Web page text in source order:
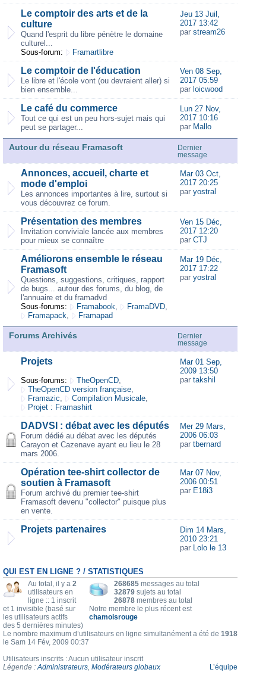
Le comptoir des arts et de la
culture
Quand l'esprit du libre pénètre le domaine
culturel...
Sous-forum:
Framartlibre
Jeu 13 Juil,
2017 13:42
par stream26
Le comptoir de l'éducation
Le libre et l'école vont (ou devraient aller) si
bien ensemble...
Ven 08 Sep,
2017 05:59
par loicwood
Le café du commerce
Tout ce qui est un peu hors-sujet mais qui
peut se partager...
Lun 27 Nov,
2017 10:16
par Mallo
Autour du réseau Framasoft
Dernier
message
Annonces, accueil, charte et
mode d'emploi
Les annonces importantes à lire, surtout si
vous découvrez ce forum.
Mar 03 Oct,
2017 20:25
par yostral
Présentation des membres
Invitation conviviale lancée aux membres
pour mieux se connaître
Ven 15 Déc,
2017 12:20
par CTJ
Améliorons ensemble le réseau
Framasoft
Questions, suggestions, critiques, rapport
de bugs... autour des forums, du blog, de
l'annuaire et du framadvd
Sous-forums:
Framabook, FramaDVD,
Framapack, Framapad
Mar 19 Déc,
2017 17:22
par yostral
Forums Archivés
Dernier
message
Projets
Sous-forums: TheOpenCD,
TheOpenCD version française,
Framazic, Compilation Musicale,
Projet : Framashirt
Mar 01 Sep,
2009 13:50
par takshil
DADVSI : débat avec les députés
Forum dédié au débat avec les députés
Carayon et Cazenave ayant eu lieu le 28
mars 2006.
Mer 29 Mars,
2006 06:03
par tbernard
Opération tee-shirt collector de
soutien à Framasoft
Forum archivé du premier tee-shirt
Framasoft devenu "collector" puisque plus
en vente.
Mar 07 Nov,
2006 00:51
par E18i3
Projets partenaires
Dim 14 Mars,
2010 23:21
par Lolo le 13
QUI EST EN LIGNE ? / STATISTIQUES
268685 messages au total
32879 sujets au total
26878 membres au total
Notre membre le plus récent est
chamoisrouge
Au total, il y a 2
utilisateurs en
ligne :: 1 inscrit
et 1 invisible (basé sur
les utilisateurs actifs
des 5 dernières minutes)
Le nombre maximum d’utilisateurs en ligne simultanément a été de 1918
le Sam 14 Fév, 2009 00:37
Utilisateurs inscrits : Aucun utilisateur inscrit
Légende :Administrateurs, Modérateurs globaux L’équipe